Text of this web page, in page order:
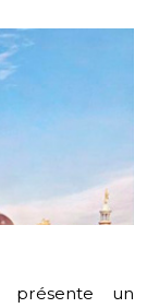
présente un